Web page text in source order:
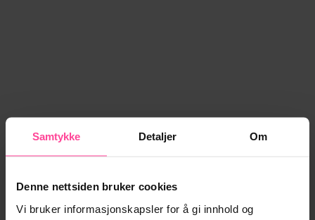
Samtykke Detaljer Om
Denne nettsiden bruker cookies
Vi bruker informasjonskapsler for å gi innhold og